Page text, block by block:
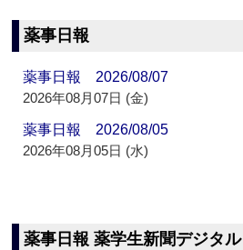
薬事日報
薬事日報 2026/08/07
2026年08月07日 (金)
薬事日報 2026/08/05
2026年08月05日 (水)
薬事日報 薬学生新聞デジタル